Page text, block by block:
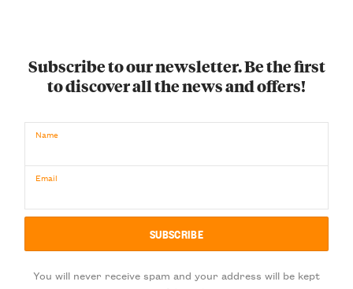
Subscribe to our newsletter. Be the first
to discover all the news and offers!
Name
Email
You will never receive spam and your address will be kept